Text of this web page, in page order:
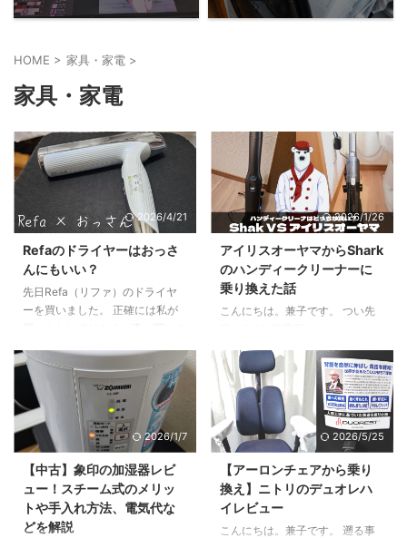
HOME > 家具・家電 >
家具・家電
2026/4/21
Refaのドライヤーはおっさ
んにもいい？
先日Refa（リファ）のドライヤ
ーを買いました。 正確には私が
ビューテック ドライヤースマー
ト ダブルというものです。 この
シリーズを選んだ理由はシンプル
で、軽くてコンパクトそうだった
から。 というわけで、このドラ
イヤーをおっさんが使ってみた感
想と、妻の感想を書いていきま
す。 Refaのドライヤーが気にな
っている人は是非参考にしてみて
ください。 結論 先に結論を書く
2026/1/26
アイリスオーヤマからShark
のハンディークリーナーに
乗り換えた話
こんにちは。兼子です。 つい先
スオーヤマのハンディクリーナー
が壊れてしまいました。来る日も
来る日も酷使し続けた結果、とう
とう部品が折れました。 そんな
わけでシャークのハンディークリ
ーナーを買ってみました。ぶっち
ゃけアイリスオーヤマのハンディ
ークリーナーに何一つ不満は無か
ったのですが、せっかくなので
Sharkのハンディークリーナー
（W30）を買ってみました。 た
2026/1/7
【中古】象印の加湿器レビ
ュー！スチーム式のメリッ
トや手入れ方法、電気代な
どを解説
2026/5/25
【アーロンチェアから乗り
換え】ニトリのデュオレハ
イレビュー
こんにちは。兼子です。 遡る事